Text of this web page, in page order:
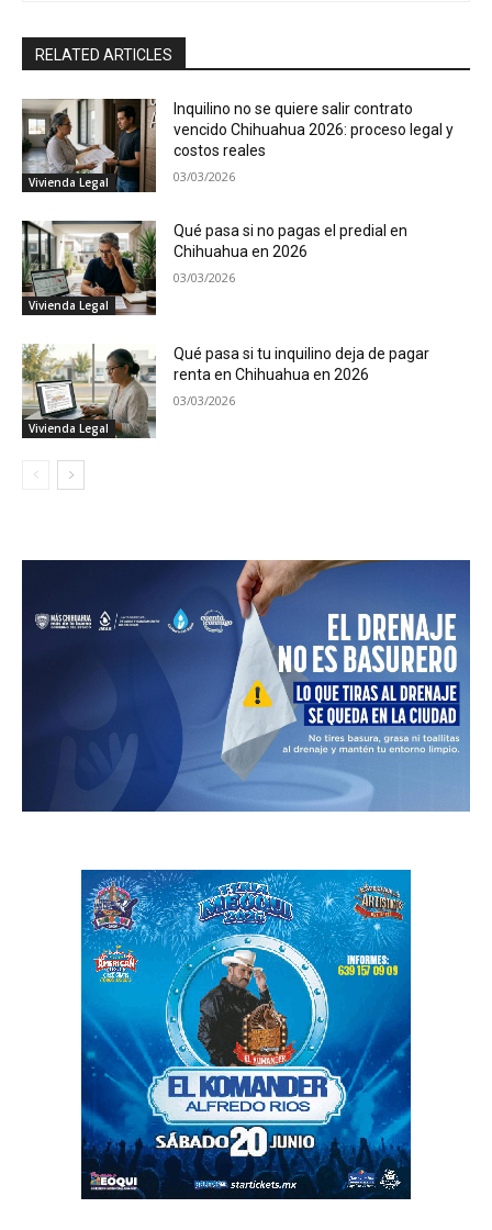
RELATED ARTICLES
Vivienda Legal
Inquilino no se quiere salir contrato
vencido Chihuahua 2026: proceso legal y
costos reales
03/03/2026
Vivienda Legal
Qué pasa si no pagas el predial en
Chihuahua en 2026
03/03/2026
Vivienda Legal
Qué pasa si tu inquilino deja de pagar
renta en Chihuahua en 2026
03/03/2026